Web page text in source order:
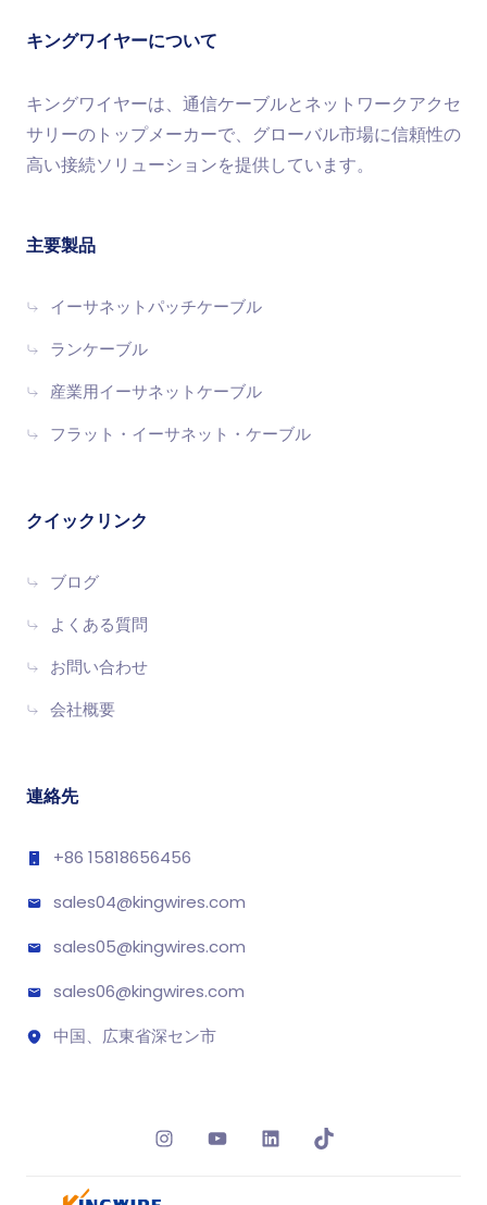
キングワイヤーについて
キングワイヤーは、通信ケーブルとネットワークアクセ
サリーのトップメーカーで、グローバル市場に信頼性の
高い接続ソリューションを提供しています。
主要製品
イーサネットパッチケーブル
ランケーブル
産業用イーサネットケーブル
フラット・イーサネット・ケーブル
クイックリンク
ブログ
よくある質問
お問い合わせ
会社概要
連絡先
+86 15818656456
sales04@kingwires.com
sales05@kingwires.com
sales06@kingwires.com
中国、広東省深セン市
InstagramYouTubeLinkedInTikTok